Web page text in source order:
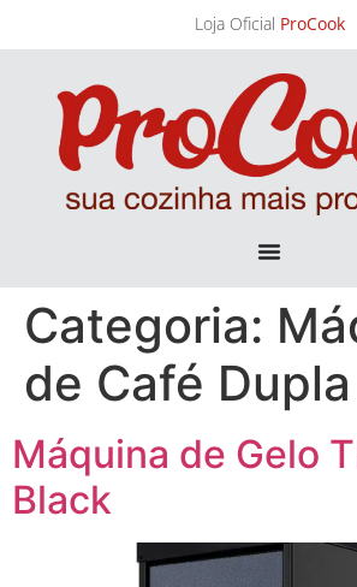
Loja Oficial ProCook
Categoria:
de Café Dupla
Máquina de Gelo
Black